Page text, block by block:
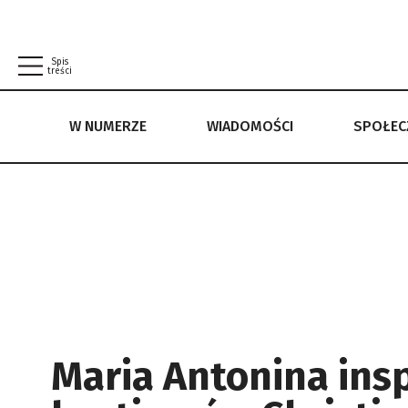
Spis
treści
W NUMERZE WIADOMOŚCI
W NUMERZE WIADOMOŚCI SPOŁECZEŃSTWO
Maria Antonina